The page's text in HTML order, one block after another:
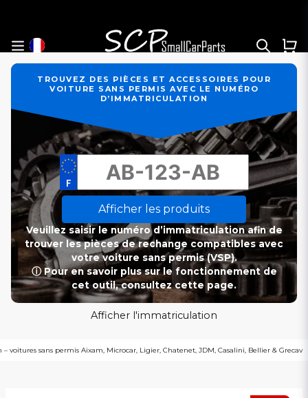
TROUVEZ DES PIÈCES ET ACCESSOIRES POUR
VOITURE SANS PERMIS AVEC LE NUMÉRO
D’IMMATRICULATION
Afficher les produits
Veuillez saisir le numéro d’immatriculation afin de
trouver les pièces de rechange compatibles avec
votre voiture sans permis (VSP).
ⓘ Pour en savoir plus sur le fonctionnement de
cet outil, consultez cette page.
Afficher l'immatriculation
voitures sans permis Aixam, Microcar, Ligier, Chatenet, JDM, Casalini, Bellier & Grecav